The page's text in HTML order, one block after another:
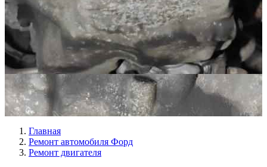
Главная
Ремонт автомобиля Форд
Ремонт двигателя